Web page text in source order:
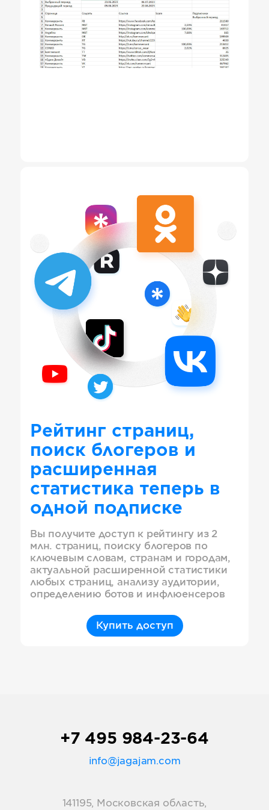
Рейтинг страниц,
поиск блогеров и
расширенная
статистика теперь в
одной подписке
Вы получите доступ к рейтингу из 2
млн. страниц, поиску блогеров по
ключевым словам, странам и городам,
актуальной расширенной статистики
любых страниц, анализу аудитории,
определению ботов и инфлюенсеров
Купить доступ
+7 495 984-23-64
info@jagajam.com
141195, Московская область,